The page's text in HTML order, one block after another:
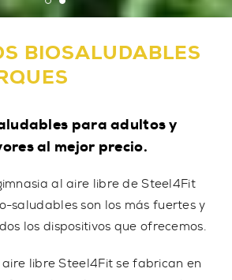
BIOSALUDABLES
para adultos y
al mejor precio.
al aire libre de Steel4Fit
saludables son los más fuertes y
los dispositivos que ofrecemos.
aire libre Steel4Fit se fabrican en